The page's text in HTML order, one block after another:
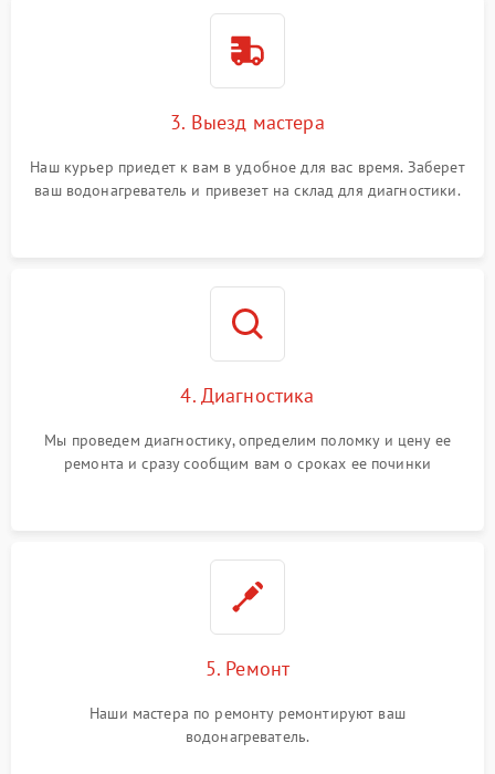
3. Выезд мастера
Наш курьер приедет к вам в удобное для вас время. Заберет
ваш водонагреватель и привезет на склад для диагностики.
4. Диагностика
Мы проведем диагностику, определим поломку и цену ее
ремонта и сразу сообщим вам о сроках ее починки
5. Ремонт
Наши мастера по ремонту ремонтируют ваш
водонагреватель.